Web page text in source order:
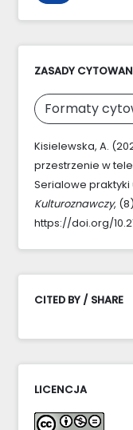
ZASADY
Formaty
Kisielewska, A.
przestrzenie w
Serialowe
Kulturoznawczy,
https://doi.org/
CITED BY / SHARE
LICENCJA